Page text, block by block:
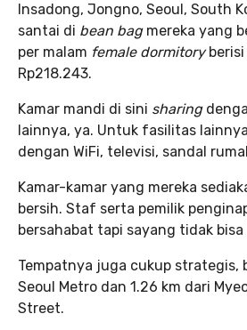
Insadong, Jongno, Seoul, South
santai di bean bag mereka yang
per malam female dormitoryberisi
Rp218.243.
Kamar mandi di sini sharing
lainnya, ya. Untuk fasilitas
dengan WiFi, televisi, sandal
Kamar-kamar yang mereka
bersih. Staf serta pemilik
bersahabat tapi sayang tidak bisa
Tempatnya juga cukup strategis,
Seoul Metro dan 1.26 km dari
Street.